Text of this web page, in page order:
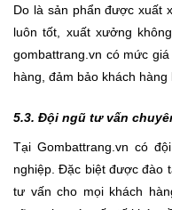
Do là sản phẩn được xuất
luôn tốt, xuất xưởng
gombattrang.vn có mức
hàng, đảm bảo khách
5.3. Đội ngũ tư vấn
Tại Gombattrang.vn có
nghiệp. Đặc biệt được đào
tư vấn cho mọi khách